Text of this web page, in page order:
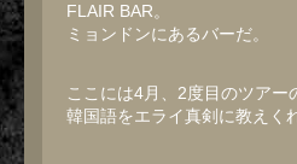
FLAIR BAR。
ミョンドンにあるバーだ。
ここには4月、2度目のツアー
韓国語をエライ真剣に教えく